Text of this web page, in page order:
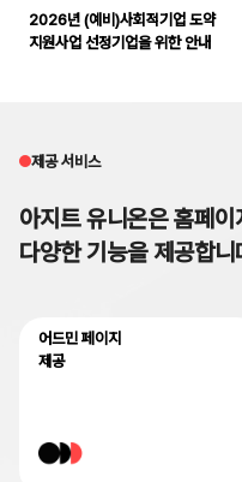
2026년 (예비)사회적기업 도약
지원사업 선정기업을 위한 안내
제공 서비스
아지트 유니온은 홈페이
다양한 기능을 제공합니
어드민 페이지
제공